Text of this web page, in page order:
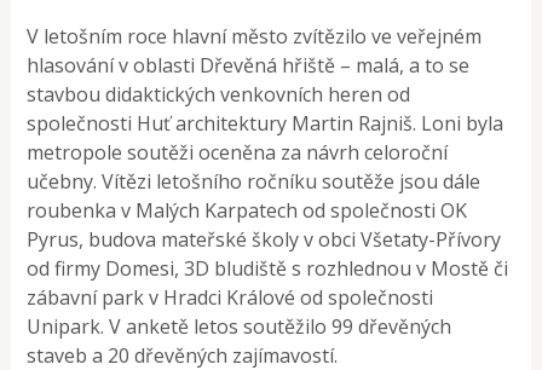
V letošním roce hlavní město zvítězilo ve veřejném
hlasování v oblasti Dřevěná hřiště – malá, a to se
stavbou didaktických venkovních heren od
společnosti Huť architektury Martin Rajniš. Loni byla
metropole soutěži oceněna za návrh celoroční
učebny. Vítězi letošního ročníku soutěže jsou dále
roubenka v Malých Karpatech od společnosti OK
Pyrus, budova mateřské školy v obci Všetaty-Přívory
od firmy Domesi, 3D bludiště s rozhlednou v Mostě či
zábavní park v Hradci Králové od společnosti
Unipark. V anketě letos soutěžilo 99 dřevěných
staveb a 20 dřevěných zajímavostí.